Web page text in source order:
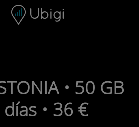
de navegación
• 50 GB
días • 36 €